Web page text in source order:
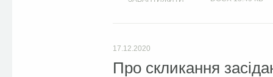
17.12.2020
Про скликання